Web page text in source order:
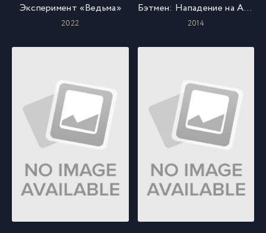
Эксперимент «Ведьма»
2022
Бэтмен: Нападение на Аркхэм
2014